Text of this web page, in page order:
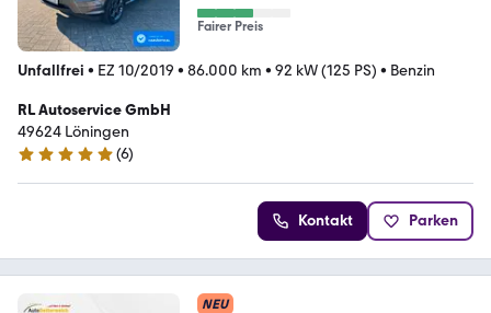
Fairer Preis
Unfallfrei • EZ 10/2019 • 86.000 km • 92 kW (125 PS) • Benzin
RL Autoservice GmbH
49624 Löningen
5 Sterne
(6)
Kontakt Parken
NEU